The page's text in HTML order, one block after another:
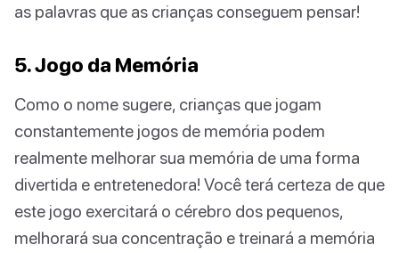
as palavras que as crianças conseguem pensar!
5. Jogo da Memória
Como o nome sugere, crianças que jogam
constantemente jogos de memória podem
realmente melhorar sua memória de uma forma
divertida e entretenedora! Você terá certeza de que
este jogo exercitará o cérebro dos pequenos,
melhorará sua concentração e treinará a memória